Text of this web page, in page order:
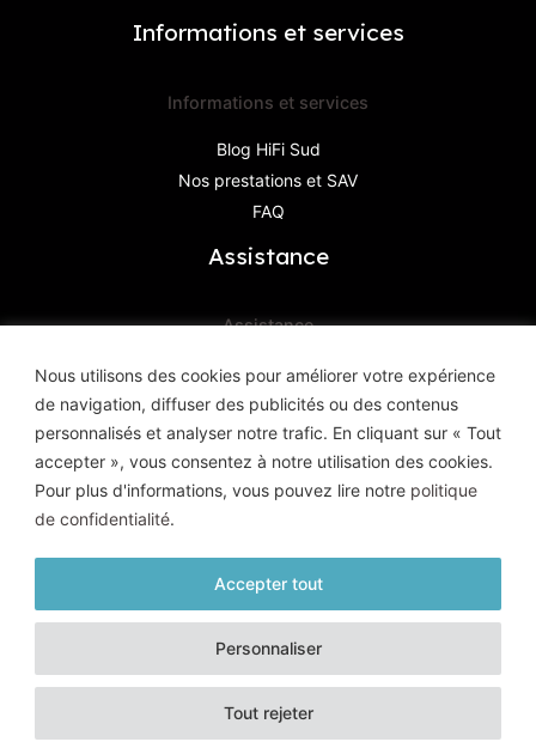
Nous utilisons des cookies pour améliorer votre expérience
de navigation, diffuser des publicités ou des contenus
personnalisés et analyser notre trafic. En cliquant sur « Tout
accepter », vous consentez à notre utilisation des cookies.
Pour plus d'informations, vous pouvez lire notre politique
de confidentialité.
Personnaliser
Tout rejeter
Accepter tout
Informations et services
Informations et services
Blog HiFi Sud
Nos prestations et SAV
FAQ
Assistance
Assistance
Contactez-Nous
Haute Définition Image & Son
8, Avenue Geoffroy Saint-Hilaire
© HD Image et Son - 2026 |Mentions légales|Politique de
confidentialité| Tous droits réservés
Un site conçu et réalisé par l'